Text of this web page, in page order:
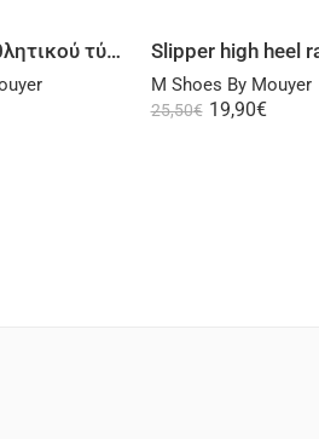
Παπούτσι αθλητικού τύπου δερμάτινο γκρι μπλε Slipper high heel
M Shoes By Mouyer
25,50€ 19,90€